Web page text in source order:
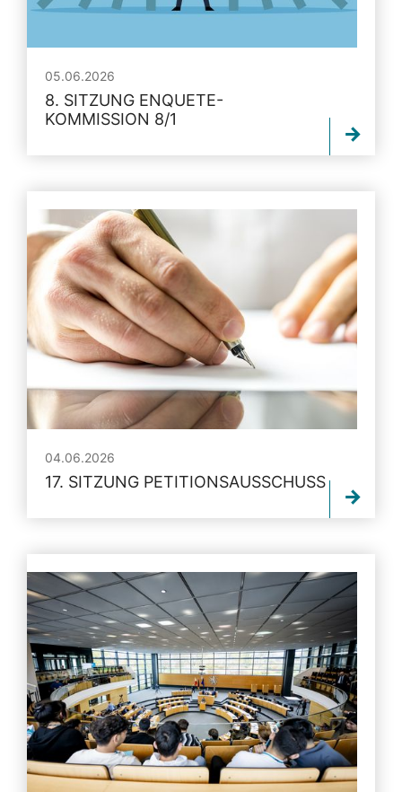
05.06.2026
8. SITZUNG ENQUETE-
KOMMISSION 8/1
04.06.2026
17. SITZUNG PETITIONSAUSSCHUSS